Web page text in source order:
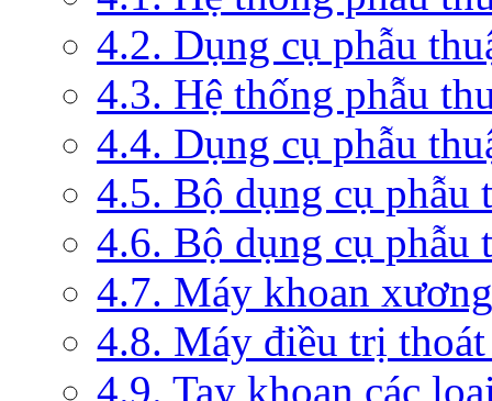
4.2. Dụng cụ phẫu
4.3. Hệ thống phẫu
4.4. Dụng cụ phẫu
4.5. Bộ dụng cụ phẫu
4.6. Bộ dụng cụ phẫu
4.7. Máy khoan
4.8. Máy điều trị
4.9. Tay khoan các